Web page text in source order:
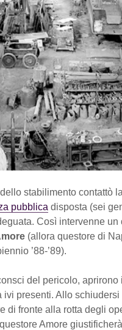
stabilimento contattò
pubblica disposta (sei
Così intervenne un
(allora questore di
’88-’89).
del pericolo,
presenti. Allo
di fronte alla rotta degli
Amore